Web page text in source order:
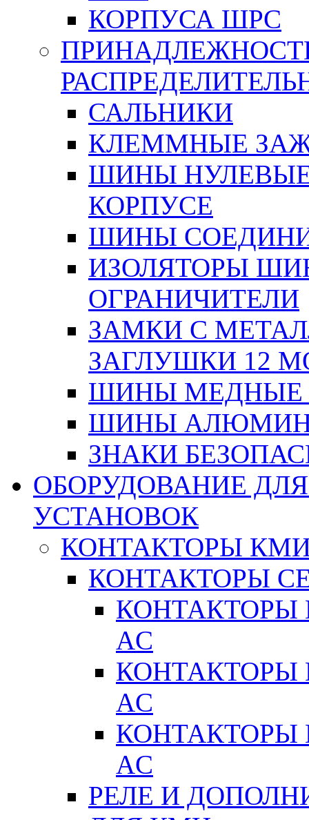
КОРПУСА ШРС
САЛЬНИКИ
КЛЕММНЫЕ
ШИНЫ
КОРПУСЕ
ШИНЫ
ИЗОЛЯТОРЫ
ОГРАНИЧИТЕЛИ
ЗАМКИ С
ЗАГЛУШКИ 12
ШИНЫ МЕДНЫЕ
ШИНЫ
ЗНАКИ
ОБОРУДОВАНИЕ
УСТАНОВОК
КОНТАКТОРЫ
КОНТАКТОРЫ
КОНТАКТОРЫ
AC
КОНТАКТОРЫ
AC
КОНТАКТОРЫ
AC
РЕЛЕ И